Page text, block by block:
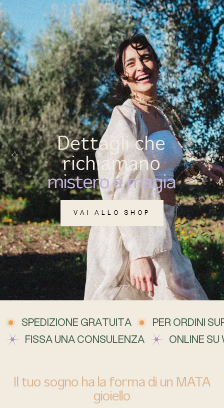
(0)
MENU
Dettagli che
richiamano
mistero e magia
VAI ALLO SHOP
SPEDIZIONE GRATUITA
PER ORDINI
FISSA UNA CONSULENZA
ONLINE
Il tuo sogno ha la forma di un MATA
gioiello